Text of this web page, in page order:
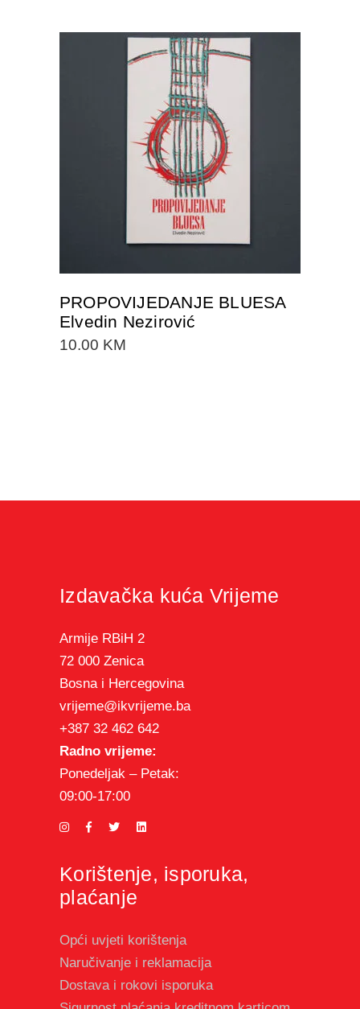
DODAJTE U KORPU
PROPOVIJEDANJE BLUESA
Elvedin Nezirović
10.00 KM
Izdavačka kuća Vrijeme
Armije RBiH 2
72 000 Zenica
Bosna i Hercegovina
vrijeme@ikvrijeme.ba
+387 32 462 642
Radno vrijeme:
Ponedeljak – Petak:
09:00-17:00
Korištenje, isporuka,
plaćanje
Opći uvjeti korištenja
Naručivanje i reklamacija
Dostava i rokovi isporuka